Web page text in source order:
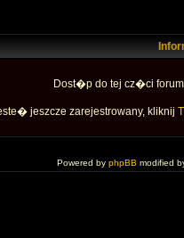
Dost�p do tej cz�ci
jeszcze zarejestrowany, kliknij
Powered by phpBB modified